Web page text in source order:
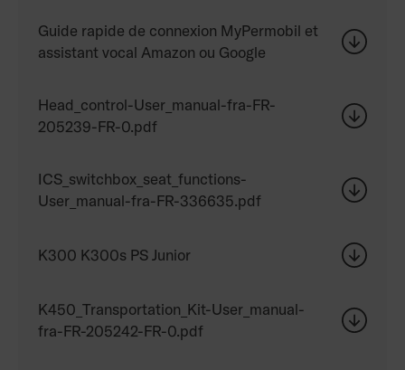
Guide rapide de connexion MyPermobil et
assistant vocal Amazon ou Google
Head_control-User_manual-fra-FR-
205239-FR-0.pdf
ICS_switchbox_seat_functions-
User_manual-fra-FR-336635.pdf
K300 K300s PS Junior
K450_Transportation_Kit-User_manual-
fra-FR-205242-FR-0.pdf